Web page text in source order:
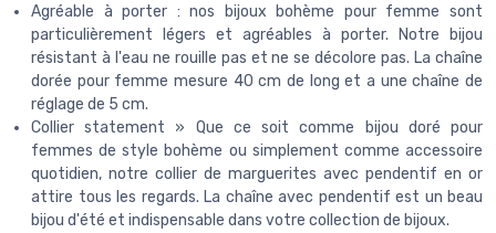
Agréable à porter : nos bijoux bohème pour femme sont
particulièrement légers et agréables à porter. Notre bijou
résistant à l'eau ne rouille pas et ne se décolore pas. La chaîne
dorée pour femme mesure 40 cm de long et a une chaîne de
réglage de 5 cm.
Collier statement » Que ce soit comme bijou doré pour
femmes de style bohème ou simplement comme accessoire
quotidien, notre collier de marguerites avec pendentif en or
attire tous les regards. La chaîne avec pendentif est un beau
bijou d'été et indispensable dans votre collection de bijoux.